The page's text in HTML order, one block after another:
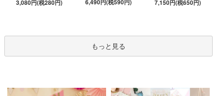
ブーケ 選べる7種 【膨ら
3,080円(税280円)
数が選べる 【膨らませ
6,490円(税590円)
届け】 ヘリウムガス入
7,150円(税650円)
もっと見る